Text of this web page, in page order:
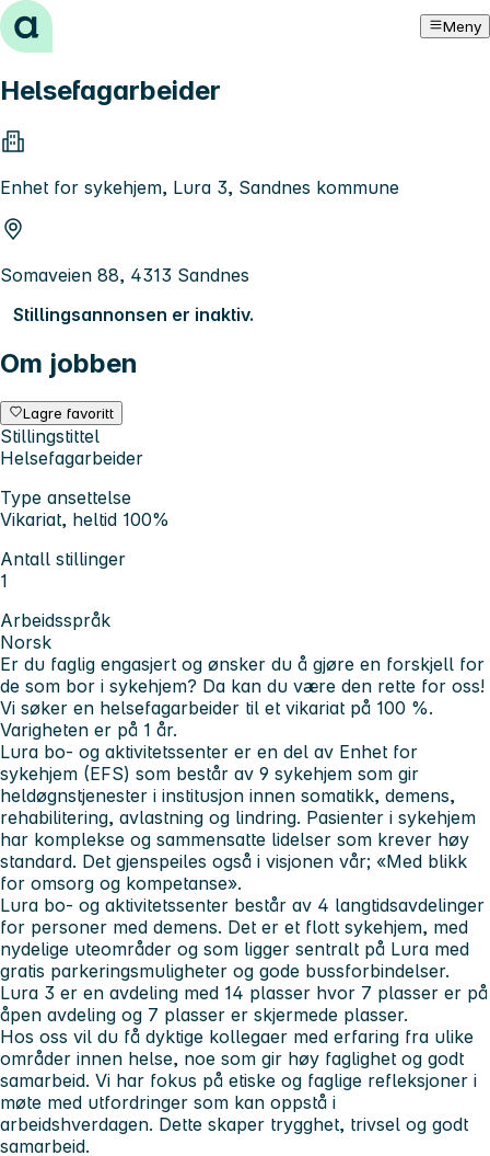
Hopp til innhold Meny
Helsefagarbeider
Enhet for sykehjem, Lura 3, Sandnes kommune
Somaveien 88, 4313 Sandnes
Stillingsannonsen er inaktiv.
Om jobben
Lagre favoritt
Stillingstittel
Helsefagarbeider
Type ansettelse
Vikariat, heltid 100%
Antall stillinger
1
Arbeidsspråk
Norsk
Er du faglig engasjert og ønsker du å gjøre en forskjell for
de som bor i sykehjem? Da kan du være den rette for oss!
Vi søker en helsefagarbeider til et vikariat på 100 %.
Varigheten er på 1 år.
Lura bo- og aktivitetssenter er en del av Enhet for
sykehjem (EFS) som består av 9 sykehjem som gir
heldøgnstjenester i institusjon innen somatikk, demens,
rehabilitering, avlastning og lindring. Pasienter i sykehjem
har komplekse og sammensatte lidelser som krever høy
standard. Det gjenspeiles også i visjonen vår; «Med blikk
for omsorg og kompetanse».
Lura bo- og aktivitetssenter består av 4 langtidsavdelinger
for personer med demens. Det er et flott sykehjem, med
nydelige uteområder og som ligger sentralt på Lura med
gratis parkeringsmuligheter og gode bussforbindelser.
Lura 3 er en avdeling med 14 plasser hvor 7 plasser er på
åpen avdeling og 7 plasser er skjermede plasser.
Hos oss vil du få dyktige kollegaer med erfaring fra ulike
områder innen helse, noe som gir høy faglighet og godt
samarbeid. Vi har fokus på etiske og faglige refleksjoner i
møte med utfordringer som kan oppstå i
arbeidshverdagen. Dette skaper trygghet, trivsel og godt
samarbeid.